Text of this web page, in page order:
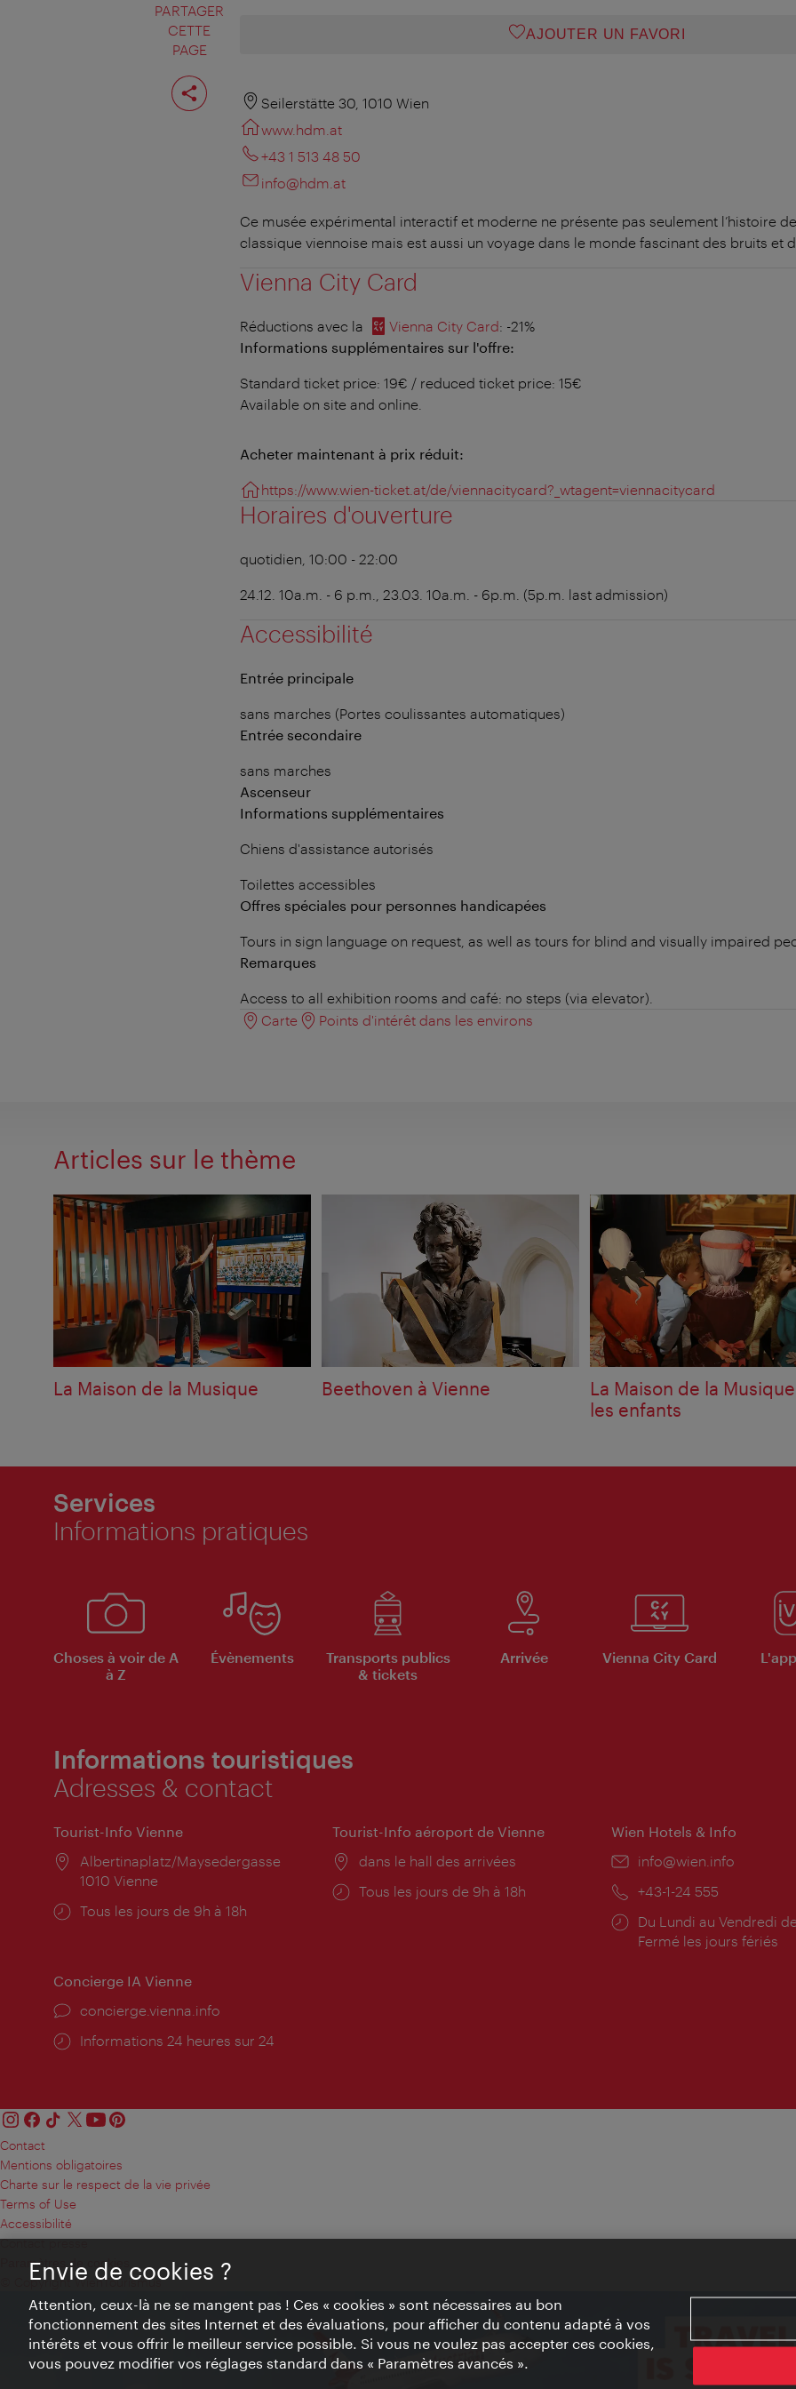
PARTAGER
CETTE
PAGE
Partager
cette
page
AJOUTER UN FAVORI
Seilerstätte 30, 1010 Wien
www.hdm.at
+43 1 513 48 50
info@hdm.at
Ce musée expérimental interactif et moderne ne présente pas seulement l’histoire
classique viennoise mais est aussi un voyage dans le monde fascinant des bruits et
Vienna City Card
Réductions avec la Vienna City Card: -21%
Informations supplémentaires sur l'offre:
Standard ticket price: 19€ / reduced ticket price: 15€
Available on site and online.
Acheter maintenant à prix réduit:
https://www.wien-ticket.at/de/viennacitycard?_wtagent=viennacitycard
Horaires d'ouverture
quotidien, 10:00 - 22:00
24.12. 10a.m. - 6 p.m., 23.03. 10a.m. - 6p.m. (5p.m. last admission)
Accessibilité
Entrée principale
sans marches (Portes coulissantes automatiques)
Entrée secondaire
sans marches
Ascenseur
Informations supplémentaires
Chiens d'assistance autorisés
Toilettes accessibles
Offres spéciales pour personnes handicapées
Tours in sign language on request, as well as tours for blind and visually impaired
Remarques
Access to all exhibition rooms and café: no steps (via elevator).
Carte
Points d'intérêt dans les environs
Articles sur le thème
La Maison de la Musique Beethoven à Vienne
La Maison de la
les enfants
Services
Informations pratiques
Choses à voir de A
à Z
Évènements
Transports publics
& tickets
Arrivée Vienna City Card
Informations touristiques
Adresses & contact
Tourist-Info Vienne
Lieu:
Albertinaplatz/Maysedergasse
1010 Vienne
Horaires
Tous les jours de 9h à 18h
Tourist-Info aéroport de Vienne
Lieu:
dans le hall des arrivées
Horaires
Tous les jours de 9h à 18h
Wien Hotels & Info
E-
info@wien.info
Téléphone:
+43-1-24 555
Horaires
d'ouverture:
Du Lundi au Vendredi
Fermé les jours fériés
Concierge IA Vienne
Ort:
concierge.vienna.info
Öffnungszeiten:
Informations 24 heures sur 24
Contact
Mentions obligatoires
Charte sur le respect de la vie privée
Terms of Use
Accessibilité
Contact presse
Paramètres de cookies
© Copyright WienTourismus
Envie de cookies ?
Attention, ceux-là ne se mangent pas ! Ces « cookies » sont nécessaires au bon
fonctionnement des sites Internet et des évaluations, pour afficher du contenu adapté à vos
intérêts et vous offrir le meilleur service possible. Si vous ne voulez pas accepter ces cookies,
vous pouvez modifier vos réglages standard dans « Paramètres avancés ».